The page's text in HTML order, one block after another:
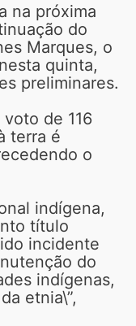
na próxima
do
Marques, o
quinta,
preliminares.
de 116
terra é
o
indígena,
título
incidente
do
indígenas,
etnia\”,